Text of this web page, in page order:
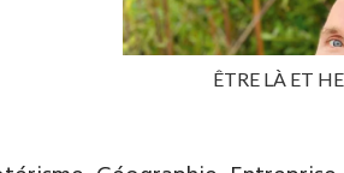
ÊTRE LÀ ET